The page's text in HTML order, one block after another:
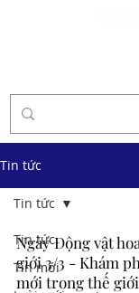
Tin tức
Tin tức
Tin mới
Tin tức
Ngày Động vật
giới 3/3 - Khám
mới trong thế